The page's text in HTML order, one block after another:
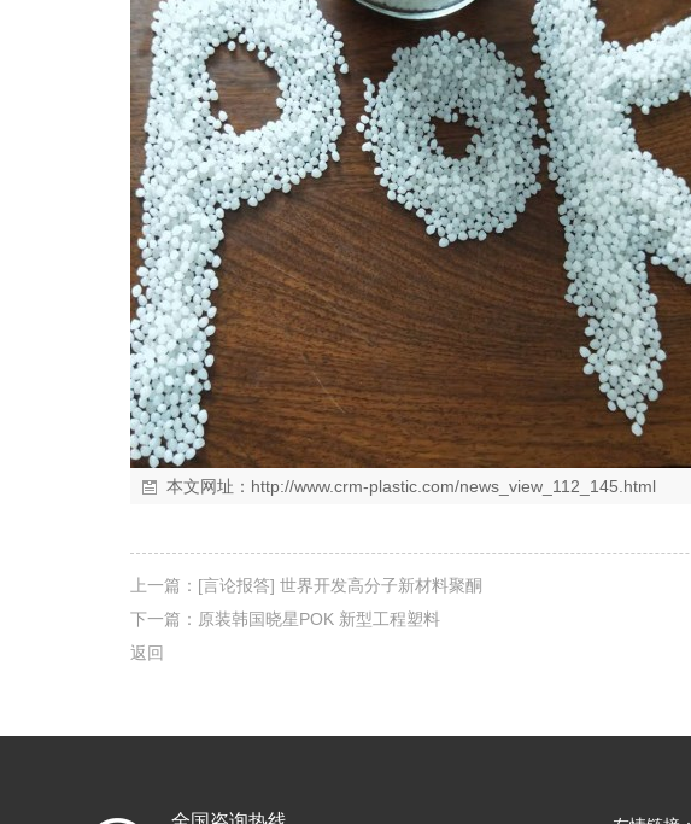
本文网址： http://www.crm-plastic.com/news_view_112_145.html
上一篇： [言论报答] 世界开发高分子新材料聚酮
下一篇： 原装韩国晓星POK 新型工程塑料
返回